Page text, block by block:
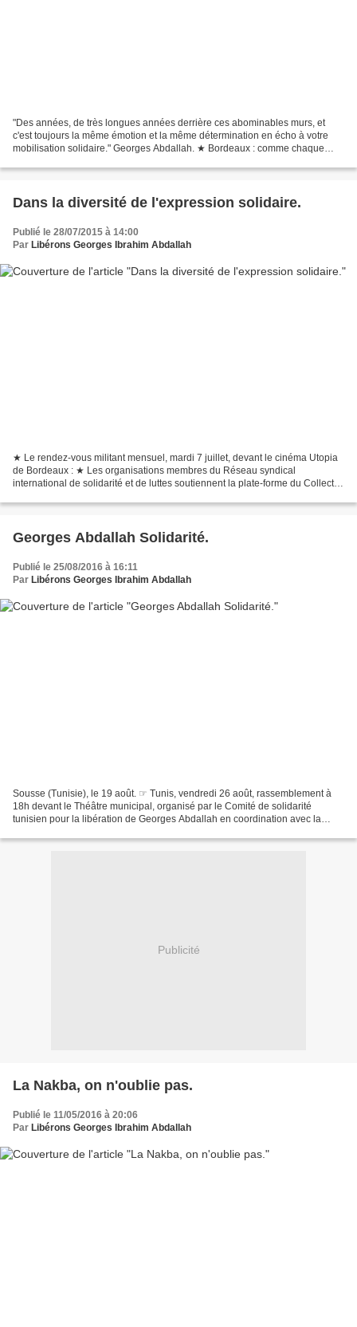
"Des années, de très longues années derrière ces abominables murs, et
c'est toujours la même émotion et la même détermination en écho à votre
mobilisation solidaire." Georges Abdallah. ★ Bordeaux : comme chaque
Dans la diversité de l'expression solidaire.
Publié le 28/07/2015 à 14:00
Par Libérons Georges Ibrahim Abdallah
★ Le rendez-vous militant mensuel, mardi 7 juillet, devant le cinéma Utopia
de Bordeaux : ★ Les organisations membres du Réseau syndical
international de solidarité et de luttes soutiennent la plate-forme du Collectif
Georges Abdallah Solidarité.
Publié le 25/08/2016 à 16:11
Par Libérons Georges Ibrahim Abdallah
Sousse (Tunisie), le 19 août. ☞ Tunis, vendredi 26 août, rassemblement à
18h devant le Théâtre municipal, organisé par le Comité de solidarité
tunisien pour la libération de Georges Abdallah en coordination avec la
Publicité
La Nakba, on n'oublie pas.
Publié le 11/05/2016 à 20:06
Par Libérons Georges Ibrahim Abdallah